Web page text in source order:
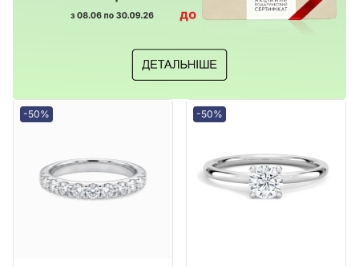
-50% -50%